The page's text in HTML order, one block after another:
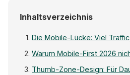
Inhaltsverzeichnis
Die Mobile-Lücke: Viel
Warum Mobile-First 2026
Thumb-Zone-Design: Für